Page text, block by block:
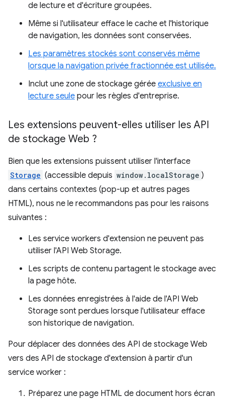
de lecture et d'écriture groupées.
Même si l'utilisateur efface le cache et l'historique
de navigation, les données sont conservées.
Les paramètres stockés sont conservés même
lorsque la navigation privée fractionnée est utilisée.
Inclut une zone de stockage gérée exclusive en
lecture seule pour les règles d'entreprise.
Les extensions peuvent-elles utiliser les API
de stockage Web ?
Bien que les extensions puissent utiliser l'interface
Storage (accessible depuis window.localStorage )
dans certains contextes (pop-up et autres pages
HTML), nous ne le recommandons pas pour les raisons
suivantes :
Les service workers d'extension ne peuvent pas
utiliser l'API Web Storage.
Les scripts de contenu partagent le stockage avec
la page hôte.
Les données enregistrées à l'aide de l'API Web
Storage sont perdues lorsque l'utilisateur efface
son historique de navigation.
Pour déplacer des données des API de stockage Web
vers des API de stockage d'extension à partir d'un
service worker :
Préparez une page HTML de document hors écran